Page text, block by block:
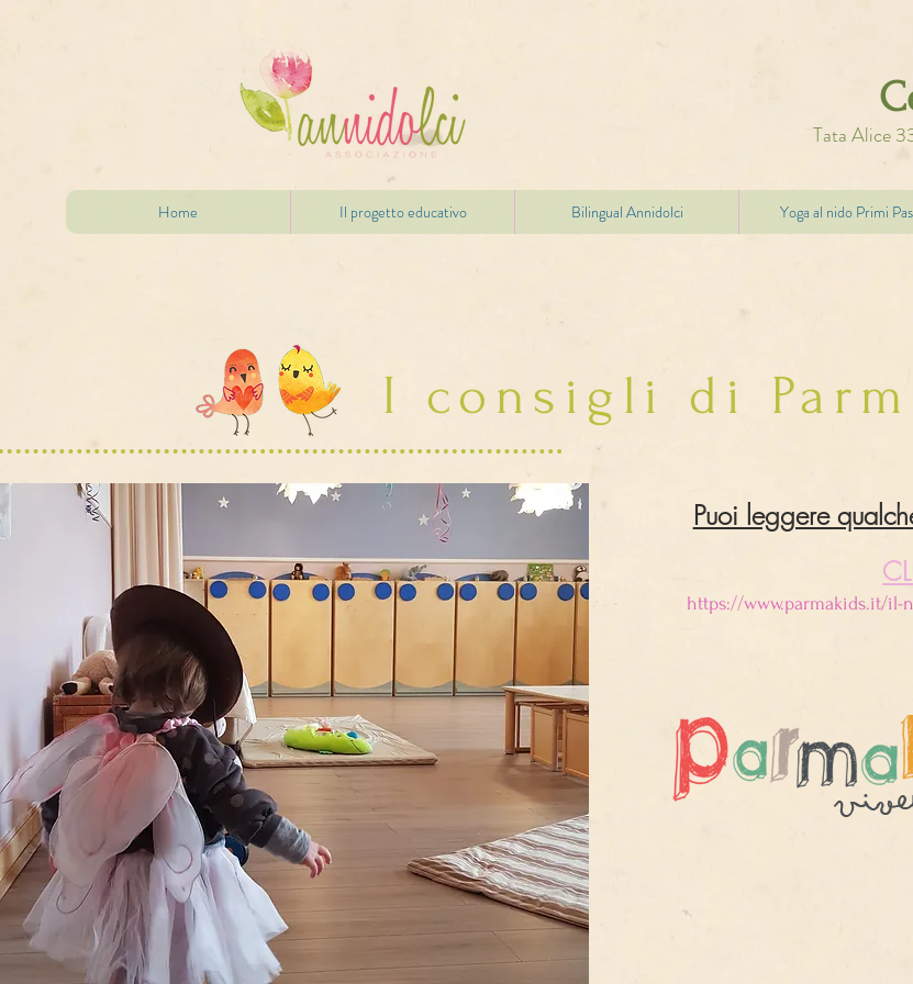
Tata Alice
I consigli di
Puoi leggere
https://www.parmakids.it/il-
Home Il progetto educativo Bilingual Annidolci Yoga al nido Primi